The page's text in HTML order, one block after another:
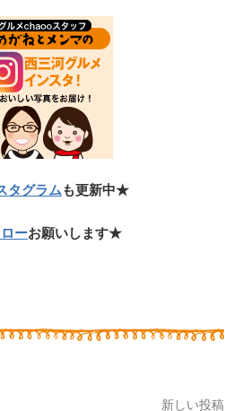
タグラムも更新中★
ーお願いします★
新しい投稿